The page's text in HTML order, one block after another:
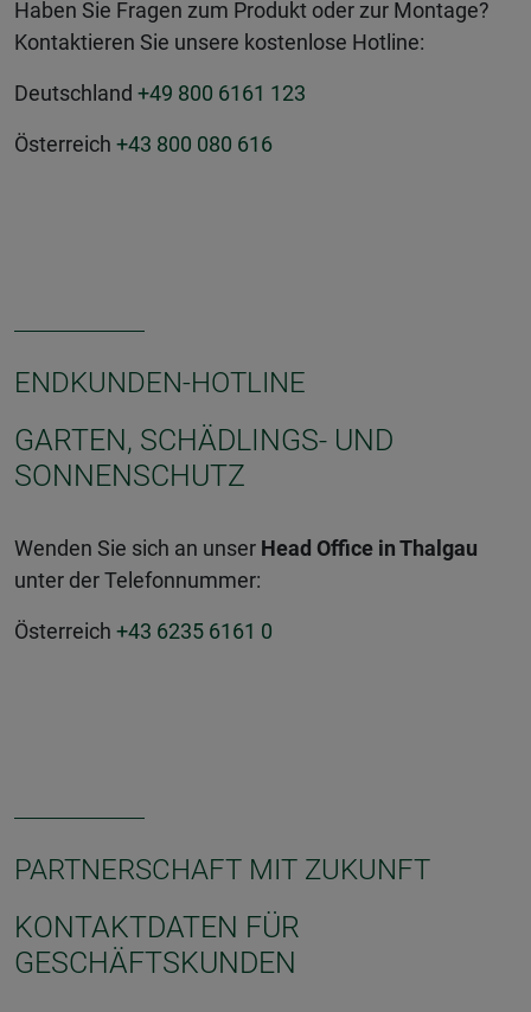
Haben Sie Fragen zum Produkt oder zur Montage?
Kontaktieren Sie unsere kostenlose Hotline:
Deutschland +49 800 6161 123
Österreich +43 800 080 616
ENDKUNDEN-HOTLINE
GARTEN, SCHÄDLINGS- UND
SONNENSCHUTZ
Wenden Sie sich an unser Head Office in Thalgau
unter der Telefonnummer:
Österreich +43 6235 6161 0
PARTNERSCHAFT MIT ZUKUNFT
KONTAKTDATEN FÜR
GESCHÄFTSKUNDEN